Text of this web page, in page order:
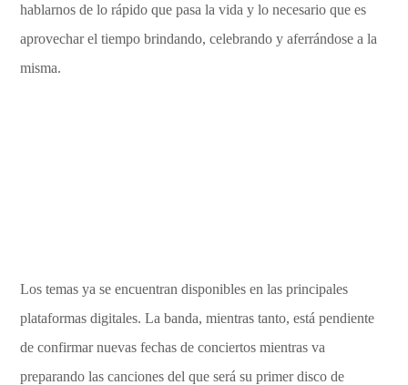
hablarnos de lo rápido que pasa la vida y lo necesario que es
aprovechar el tiempo brindando, celebrando y aferrándose a la
misma.
Los temas ya se encuentran disponibles en las principales
plataformas digitales. La banda, mientras tanto, está pendiente
de confirmar nuevas fechas de conciertos mientras va
preparando las canciones del que será su primer disco de